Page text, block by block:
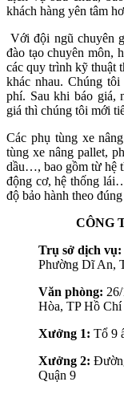
khách hàng yên tâm
Với đội ngũ chuyên
đào tạo chuyên môn,
các quy trình kỹ thuật
khác nhau. Chúng
phí. Sau khi báo giá,
giá thì chúng tôi mới
Các phụ tùng xe
tùng xe nâng pallet,
dầu…, bao gồm từ hệ
động cơ, hệ thống
độ bảo hành theo
CÔNG
Trụ sở dịch vụ:
Phường Dĩ An,
Văn phòng:
Hòa, TP Hồ
Xưởng 1: Tổ 9
Xưởng 2:
Quận 9